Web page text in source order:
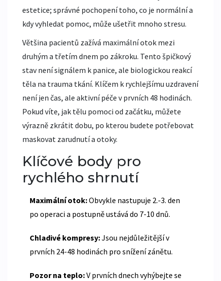
estetice; správné pochopení toho, co je normální a
kdy vyhledat pomoc, může ušetřit mnoho stresu.
Většina pacientů zažívá maximální otok mezi
druhým a třetím dnem po zákroku. Tento špičkový
stav není signálem k panice, ale biologickou reakcí
těla na trauma tkání. Klíčem k rychlejšímu uzdravení
není jen čas, ale aktivní péče v prvních 48 hodinách.
Pokud víte, jak tělu pomoci od začátku, můžete
výrazně zkrátit dobu, po kterou budete potřebovat
maskovat zarudnutí a otoky.
Klíčové body pro
rychlého shrnutí
Maximální otok:Obvykle nastupuje 2.-3. den
po operaci a postupně ustává do 7-10 dnů.
Chladivé kompresy:Jsou nejdůležitější v
prvních 24-48 hodinách pro snížení zánětu.
Pozor na teplo:V prvních dnech vyhýbejte se